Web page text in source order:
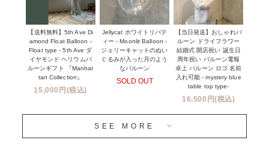
※コンフェッティバルーン -プリント内容-
実店舗について -大阪 堀江店・名古屋 星ヶ丘店・滋賀 配送
センター店・沖縄 嘉手納基地店-
プリントサービス
前撮り写真バルーン特集
姉妹店＆関連ショップについて
安心のチャビーバルーン
【送料無料】5th Ave Di
amond Float Balloon -
Float type - 5th Ave ダ
イヤモンド ヘリウムバ
ルーンギフト 『Manhat
tan Collection』
15,000円(税込)
Jellycat ホワイトリバテ
ィー - Moonlit Balloon -
ジェリーキャットのぬい
ぐるみが入った月のよう
なバルーン
SOLD OUT
【当日発送】おしゃれバ
ルーン ドライフラワー
結婚式 開店祝い 誕生日
周年祝い バルーン電報
卓上 バルーン ロゴ 名前
入れ可能 - mystery blue
table top type-
16,500円(税込)
SEE MORE